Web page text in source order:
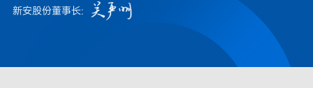
新安股份董事长: